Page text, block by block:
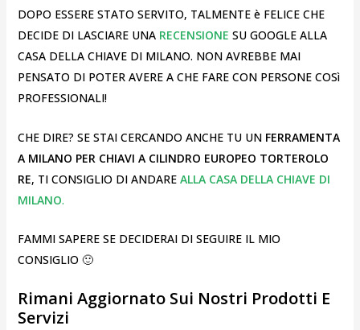
DOPO ESSERE STATO SERVITO, TALMENTE è FELICE CHE
DECIDE DI LASCIARE UNA RECENSIONE SU GOOGLE ALLA
CASA DELLA CHIAVE DI MILANO. NON AVREBBE MAI
PENSATO DI POTER AVERE A CHE FARE CON PERSONE COSì
PROFESSIONALI!
CHE DIRE? SE STAI CERCANDO ANCHE TU UN FERRAMENTA
A MILANO PER CHIAVI A CILINDRO EUROPEO TORTEROLO
RE, TI CONSIGLIO DI ANDARE ALLA CASA DELLA CHIAVE DI
MILANO.
FAMMI SAPERE SE DECIDERAI DI SEGUIRE IL MIO
CONSIGLIO 🙂
Rimani Aggiornato Sui Nostri Prodotti E
Servizi